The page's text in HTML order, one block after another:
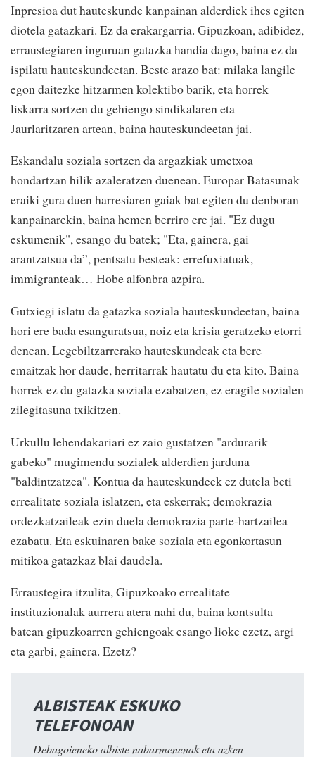
Inpresioa dut hauteskunde kanpainan alderdiek ihes egiten
diotela gatazkari. Ez da erakargarria. Gipuzkoan, adibidez,
erraustegiaren inguruan gatazka handia dago, baina ez da
ispilatu hauteskundeetan. Beste arazo bat: milaka langile
egon daitezke hitzarmen kolektibo barik, eta horrek
liskarra sortzen du gehiengo sindikalaren eta
Jaurlaritzaren artean, baina hauteskundeetan jai.
Eskandalu soziala sortzen da argazkiak umetxoa
hondartzan hilik azaleratzen duenean. Europar Batasunak
eraiki gura duen harresiaren gaiak bat egiten du denboran
kanpainarekin, baina hemen berriro ere jai. "Ez dugu
eskumenik", esango du batek; "Eta, gainera, gai
arantzatsua da”, pentsatu besteak: errefuxiatuak,
immigranteak… Hobe alfonbra azpira.
Gutxiegi islatu da gatazka soziala hauteskundeetan, baina
hori ere bada esanguratsua, noiz eta krisia geratzeko etorri
denean. Legebiltzarrerako hauteskundeak eta bere
emaitzak hor daude, herritarrak hautatu du eta kito. Baina
horrek ez du gatazka soziala ezabatzen, ez eragile sozialen
zilegitasuna txikitzen.
Urkullu lehendakariari ez zaio gustatzen "ardurarik
gabeko" mugimendu sozialek alderdien jarduna
"baldintzatzea". Kontua da hauteskundeek ez dutela beti
errealitate soziala islatzen, eta eskerrak; demokrazia
ordezkatzaileak ezin duela demokrazia parte-hartzailea
ezabatu. Eta eskuinaren bake soziala eta egonkortasun
mitikoa gatazkaz blai daudela.
Erraustegira itzulita, Gipuzkoako errealitate
instituzionalak aurrera atera nahi du, baina kontsulta
batean gipuzkoarren gehiengoak esango lioke ezetz, argi
eta garbi, gainera. Ezetz?
ALBISTEAK ESKUKO
TELEFONOAN
Debagoieneko albiste nabarmenenak eta azken